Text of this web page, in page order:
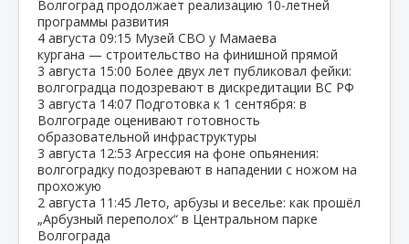
Волгоград продолжает реализацию 10‑летней
программы развития
4 августа 09:15 Музей СВО у Мамаева
кургана — строительство на финишной прямой
3 августа 15:00 Более двух лет публиковал фейки:
волгоградца подозревают в дискредитации ВС РФ
3 августа 14:07 Подготовка к 1 сентября: в
Волгограде оценивают готовность
образовательной инфраструктуры
3 августа 12:53 Агрессия на фоне опьянения:
волгоградку подозревают в нападении с ножом на
прохожую
2 августа 11:45 Лето, арбузы и веселье: как прошёл
„Арбузный переполох“ в Центральном парке
Волгограда